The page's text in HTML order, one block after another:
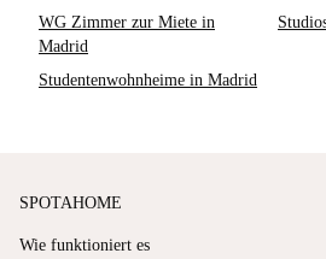
WG Zimmer zur Miete in
Madrid
Studentenwohnheime in Madrid
SPOTAHOME
Wie funktioniert es